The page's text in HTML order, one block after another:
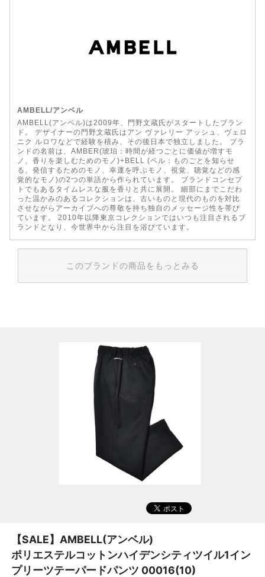
AMBELL/アンベル
AMBELL(アンベル)は2009年、門野文蔵氏がスタートしたブラン
ド。 デザイナーの門野文蔵氏はアン ヴァレリー アッシュ、ヴェロ
ニク ルロワなどで経験を積み、その後日本で独立しました。 ブラ
ンドの名前は、AMBER(琥珀：時間が経つごとに価値が増すモ
ノ、香りを楽しむためのモノ)+BELL (ベル：ものごとを知らせ
る、発信するためのモノ、幸運を呼ぶモノ、視覚、聴覚などの感
覚的なモノ)の2つの単語から作られています。 ブランドコンセプ
トでもあるタイムレスな服を香りと共に展開。 細部にまでこだわ
った温かみのあるコレクションは、古いものと現代のものを対比
させながらアーカイブへの尊敬を持ち独自のメッセージ性を帯び
ています。 2010年以降東京コレクションではいつも注目されるブ
ランドとなり、今世界中から注目を浴びています。
このブランドの商品をもっとみる
【SALE】 AMBELL(アンベル)
ポリエステルコットンハイデンシティツイル1イン
プリーツテーパードパンツ 00016(10)